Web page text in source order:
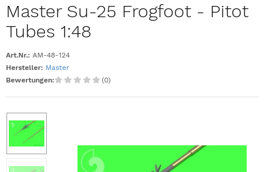
Master Su-25 Frogfoot - Pitot
Tubes 1:48
Art.Nr.: AM-48-124
Hersteller: Master
Bewertungen:
(0)